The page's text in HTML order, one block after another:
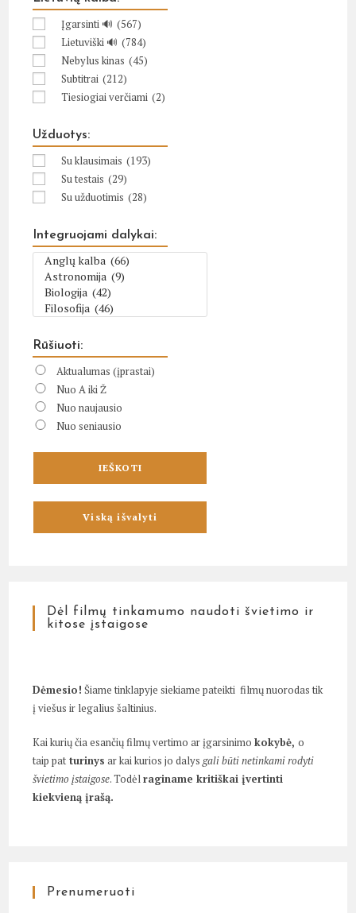
Įgarsinti 🔊 (567)
Lietuviški 🔊 (784)
Nebylus kinas (45)
Subtitrai (212)
Tiesiogiai verčiami (2)
Užduotys:
Su klausimais (193)
Su testais (29)
Su užduotimis (28)
Integruojami dalykai:
Rūšiuoti:
Aktualumas (įprastai)
Nuo A iki Ž
Nuo naujausio
Nuo seniausio
Dėl filmų tinkamumo naudoti švietimo ir
kitose įstaigose
Dėmesio! Šiame tinklapyje siekiame pateikti filmų nuorodas tik
į viešus ir legalius šaltinius.
Kai kurių čia esančių filmų vertimo ar įgarsinimokokybė,o
taip pat turinys ar kai kurios jo dalysgali būti netinkami rodyti
švietimo įstaigose. Todėlraginame kritiškai įvertinti
kiekvieną įrašą.
Prenumeruoti